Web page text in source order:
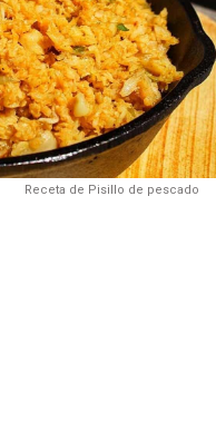
Receta de Pisillo de pescado